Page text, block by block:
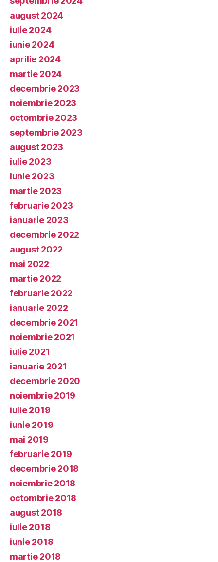
august 2024
iulie 2024
iunie 2024
aprilie 2024
martie 2024
decembrie 2023
noiembrie 2023
octombrie 2023
septembrie 2023
august 2023
iulie 2023
iunie 2023
martie 2023
februarie 2023
ianuarie 2023
decembrie 2022
august 2022
mai 2022
martie 2022
februarie 2022
ianuarie 2022
decembrie 2021
noiembrie 2021
iulie 2021
ianuarie 2021
decembrie 2020
noiembrie 2019
iulie 2019
iunie 2019
mai 2019
februarie 2019
decembrie 2018
noiembrie 2018
octombrie 2018
august 2018
iulie 2018
iunie 2018
martie 2018